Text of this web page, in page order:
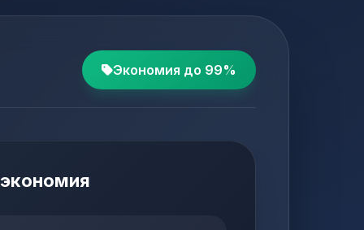
Экономия до 99%